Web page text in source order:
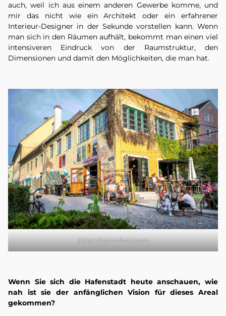
auch, weil ich aus einem anderen Gewerbe komme, und
mir das nicht wie ein Architekt oder ein erfahrener
Interieur-Designer in der Sekunde vorstellen kann. Wenn
man sich in den Räumen aufhält, bekommt man einen viel
intensiveren Eindruck von der Raumstruktur, den
Dimensionen und damit den Möglichkeiten, die man hat.
(c) karlheinzfessl.com
Wenn Sie sich die Hafenstadt heute anschauen, wie
nah ist sie der anfänglichen Vision für dieses Areal
gekommen?